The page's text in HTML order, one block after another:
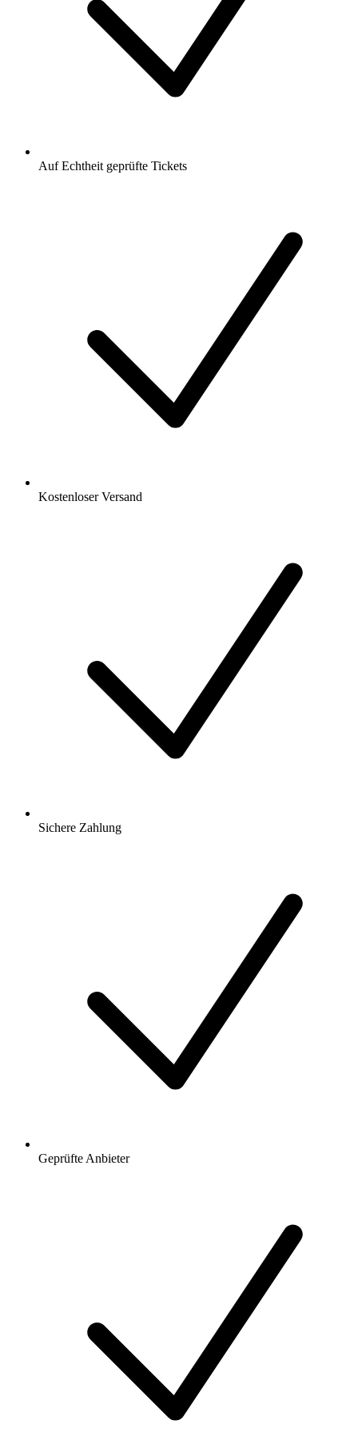
Auf Echtheit geprüfte Tickets
Kostenloser Versand
Sichere Zahlung
Geprüfte Anbieter